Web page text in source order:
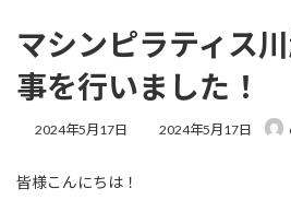
マシンピラティス
事を行いました！
2024年5月17日
最
2024年5月17日
皆様こんにちは！